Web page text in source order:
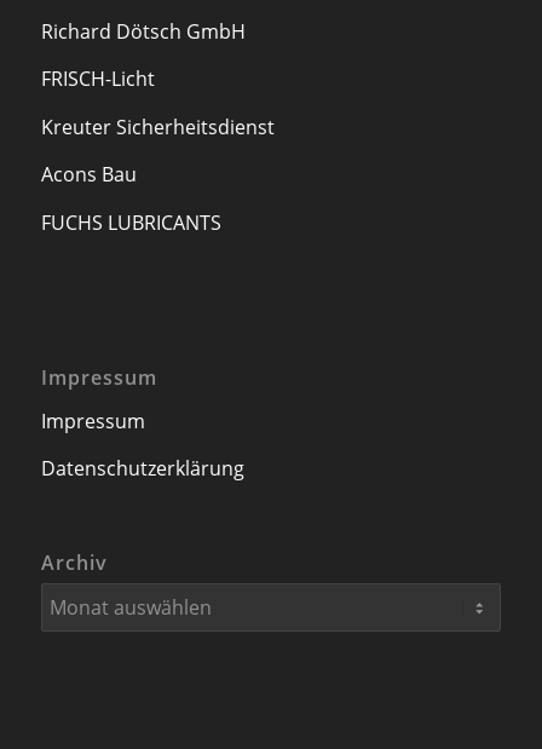
Richard Dötsch GmbH
FRISCH-Licht
Kreuter Sicherheitsdienst
Acons Bau
FUCHS LUBRICANTS
Impressum
Impressum
Datenschutzerklärung
Archiv